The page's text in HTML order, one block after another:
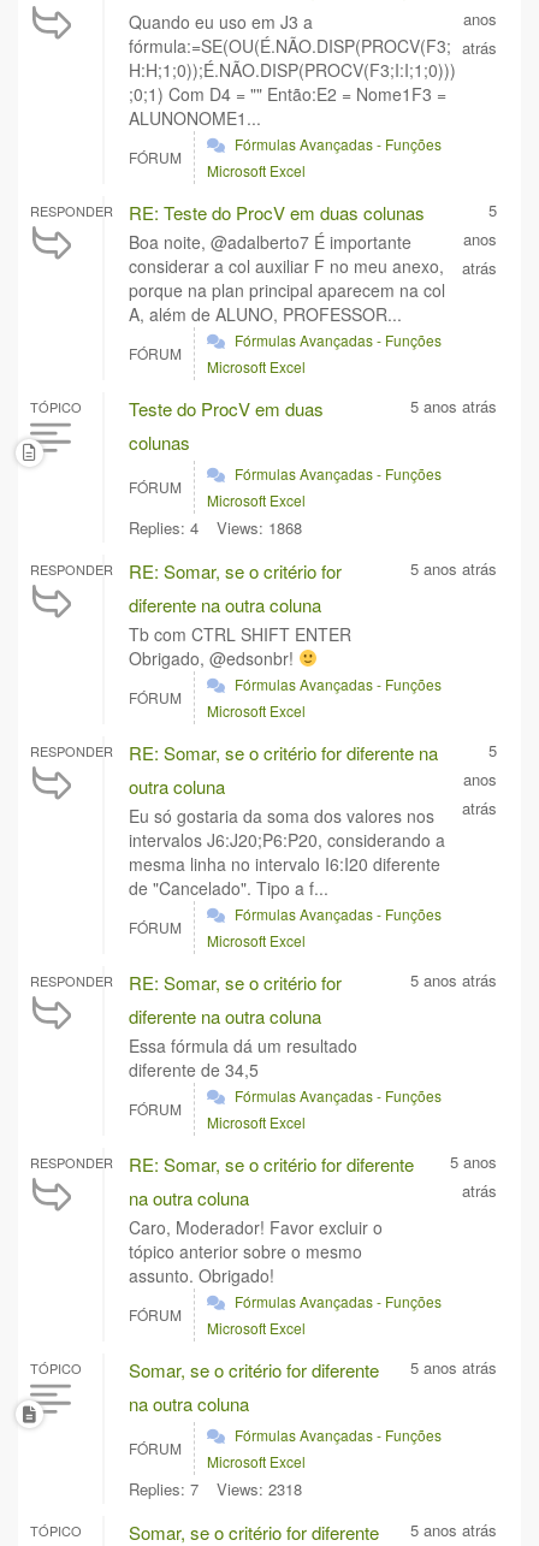
Quando eu uso em J3 a
fórmula:=SE(OU(É.NÃO.DISP(PROCV(F3;
H:H;1;0));É.NÃO.DISP(PROCV(F3;I:I;1;0)))
;0;1) Com D4 = "" Então:E2 = Nome1F3 =
ALUNONOME1...
anos
atrás
FÓRUM
Fórmulas Avançadas - Funções
Microsoft Excel
RESPONDER RE: Teste do ProcV em duas colunas
Boa noite, @adalberto7 É importante
considerar a col auxiliar F no meu anexo,
porque na plan principal aparecem na col
A, além de ALUNO, PROFESSOR...
5
anos
atrás
FÓRUM
Fórmulas Avançadas - Funções
Microsoft Excel
TÓPICO
Teste do ProcV em duas
colunas
5 anos atrás
FÓRUM
Fórmulas Avançadas - Funções
Microsoft Excel
Replies: 4 Views: 1868
RESPONDER
RE: Somar, se o critério for
diferente na outra coluna
Tb com CTRL SHIFT ENTER
Obrigado, @edsonbr!
5 anos atrás
FÓRUM
Fórmulas Avançadas - Funções
Microsoft Excel
RESPONDER
RE: Somar, se o critério for diferente na
outra coluna
Eu só gostaria da soma dos valores nos
intervalos J6:J20;P6:P20, considerando a
mesma linha no intervalo I6:I20 diferente
de "Cancelado". Tipo a f...
5
anos
atrás
FÓRUM
Fórmulas Avançadas - Funções
Microsoft Excel
RESPONDER
RE: Somar, se o critério for
diferente na outra coluna
Essa fórmula dá um resultado
diferente de 34,5
5 anos atrás
FÓRUM
Fórmulas Avançadas - Funções
Microsoft Excel
RESPONDER
RE: Somar, se o critério for diferente
na outra coluna
Caro, Moderador! Favor excluir o
tópico anterior sobre o mesmo
assunto. Obrigado!
5 anos
atrás
FÓRUM
Fórmulas Avançadas - Funções
Microsoft Excel
TÓPICO
Somar, se o critério for diferente
na outra coluna
5 anos atrás
FÓRUM
Fórmulas Avançadas - Funções
Microsoft Excel
Replies: 7 Views: 2318
TÓPICO
Somar, se o critério for diferente
5 anos atrás